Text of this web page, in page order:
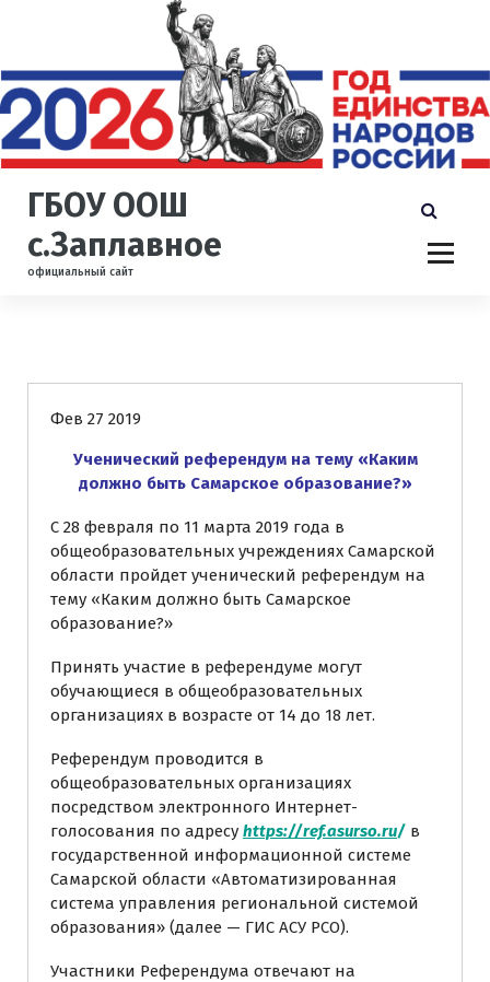
е
й
т
и
ГБОУ ООШ
с.Заплавное
официальный сайт
Фев 27 2019
Ученический референдум на тему «Каким
должно быть Самарское образование?»
С 28 февраля по 11 марта 2019 года в
общеобразовательных учреждениях Самарской
области пройдет ученический референдум на
тему «Каким должно быть Самарское
образование?»
Принять участие в референдуме могут
обучающиеся в общеобразовательных
организациях в возрасте от 14 до 18 лет.
Референдум проводится в
общеобразовательных организациях
посредством электронного Интернет-
голосования по адресу https://ref.asurso.ru/ в
государственной информационной системе
Самарской области «Автоматизированная
система управления региональной системой
образования» (далее — ГИС АСУ РСО).
Участники Референдума отвечают на